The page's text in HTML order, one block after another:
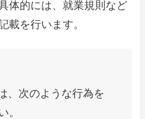
体的には、就業規則など
載を行います。
、次のような行為を
。